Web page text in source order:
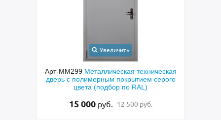
Увеличить
Металлическая техническая
дверь с полимерным покрытием серого
цвета (подбор по RAL)
руб. 12 500 руб.
Арт-ММ269
парадная дверь